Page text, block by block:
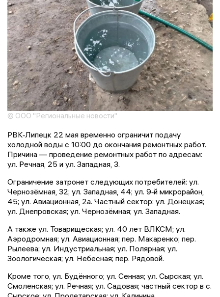
© ООО "Региональные новости"
РВК‑Липецк 22 мая временно ограничит подачу
холодной воды с 10:00 до окончания ремонтных работ.
Причина — проведение ремонтных работ по адресам:
ул. Речная, 25 и ул. Западная, 3.
Ограничение затронет следующих потребителей: ул.
Чернозёмная, 32; ул. Западная, 44; ул. 9‑й микрорайон,
45; ул. Авиационная, 2а. Частный сектор: ул. Донецкая;
ул. Днепровская; ул. Чернозёмная; ул. Западная.
А также ул. Товарищеская; ул. 40 лет ВЛКСМ; ул.
Аэродромная; ул. Авиационная; пер. Макаренко; пер.
Рылеева; ул. Индустриальная; ул. Полярная; ул.
Зоологическая; ул. Небесная; пер. Рядовой.
Кроме того, ул. Будённого; ул. Сенная; ул. Сырская; ул.
Смоленская; ул. Речная; ул. Садовая; частный сектор в с.